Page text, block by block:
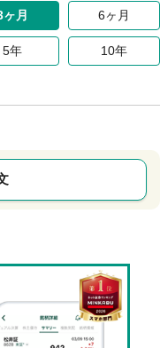
ヶ月 6ヶ月
5年 10年